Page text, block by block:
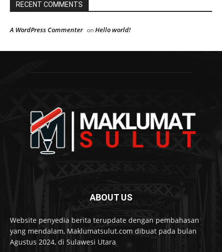
RECENT COMMENTS
A WordPress Commenter onHello world!
ABOUT US
Website penyedia berita terupdate dengan pembahasan
yang mendalam, Maklumatsulut.com dibuat pada bulan
Agustus 2024, di Sulawesi Utara